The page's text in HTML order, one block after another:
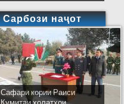
Сарбози наҷот
Сафари кории Раиси